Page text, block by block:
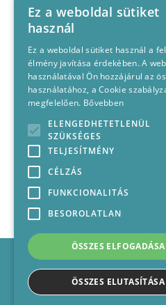
Felhasználási
Ez a weboldal sütiket
használ
Ez a weboldal sütiket használ a
élmény javítása érdekében. A
használatával Ön hozzájárul az
használatához, a Cookie
megfelelően. Bővebben
ELENGEDHETETLENÜL
SZÜKSÉGES
TELJESÍTMÉNY
CÉLZÁS
FUNKCIONALITÁS
BESOROLATLAN
ÖSSZES ELFOGADÁSA
ÖSSZES ELUTASÍTÁSA